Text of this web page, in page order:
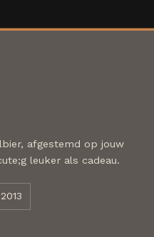
afgestemd op jouw
leuker als cadeau.